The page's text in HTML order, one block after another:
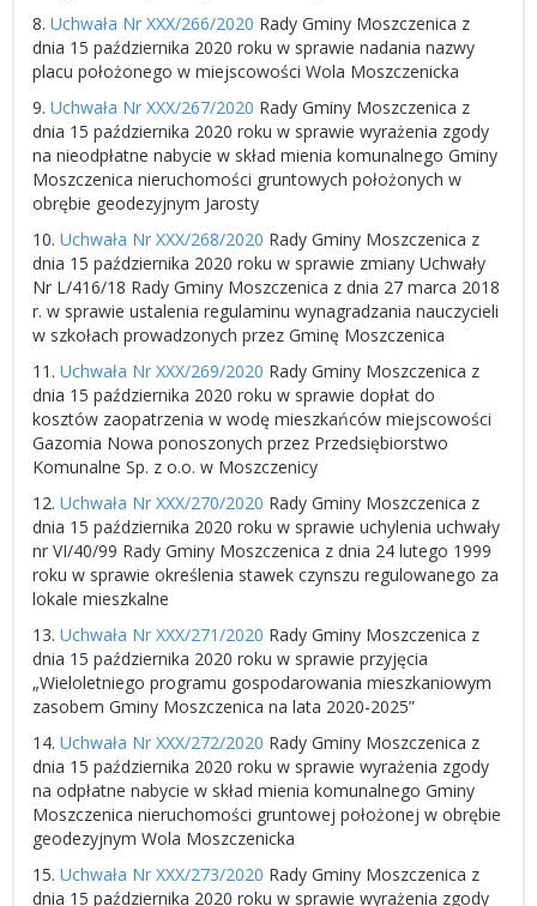
8. Uchwała Nr XXX/266/2020 Rady Gminy Moszczenica z
dnia 15 października 2020 roku w sprawie nadania nazwy
placu położonego w miejscowości Wola Moszczenicka
9. Uchwała Nr XXX/267/2020 Rady Gminy Moszczenica z
dnia 15 października 2020 roku w sprawie wyrażenia zgody
na nieodpłatne nabycie w skład mienia komunalnego Gminy
Moszczenica nieruchomości gruntowych położonych w
obrębie geodezyjnym Jarosty
10. Uchwała Nr XXX/268/2020 Rady Gminy Moszczenica z
dnia 15 października 2020 roku w sprawie zmiany Uchwały
Nr L/416/18 Rady Gminy Moszczenica z dnia 27 marca 2018
r. w sprawie ustalenia regulaminu wynagradzania nauczycieli
w szkołach prowadzonych przez Gminę Moszczenica
11. Uchwała Nr XXX/269/2020 Rady Gminy Moszczenica z
dnia 15 października 2020 roku w sprawie dopłat do
kosztów zaopatrzenia w wodę mieszkańców miejscowości
Gazomia Nowa ponoszonych przez Przedsiębiorstwo
Komunalne Sp. z o.o. w Moszczenicy
12. Uchwała Nr XXX/270/2020 Rady Gminy Moszczenica z
dnia 15 października 2020 roku w sprawie uchylenia uchwały
nr VI/40/99 Rady Gminy Moszczenica z dnia 24 lutego 1999
roku w sprawie określenia stawek czynszu regulowanego za
lokale mieszkalne
13. Uchwała Nr XXX/271/2020 Rady Gminy Moszczenica z
dnia 15 października 2020 roku w sprawie przyjęcia
„Wieloletniego programu gospodarowania mieszkaniowym
zasobem Gminy Moszczenica na lata 2020-2025”
14. Uchwała Nr XXX/272/2020 Rady Gminy Moszczenica z
dnia 15 października 2020 roku w sprawie wyrażenia zgody
na odpłatne nabycie w skład mienia komunalnego Gminy
Moszczenica nieruchomości gruntowej położonej w obrębie
geodezyjnym Wola Moszczenicka
15. Uchwała Nr XXX/273/2020 Rady Gminy Moszczenica z
dnia 15 października 2020 roku w sprawie wyrażenia zgody